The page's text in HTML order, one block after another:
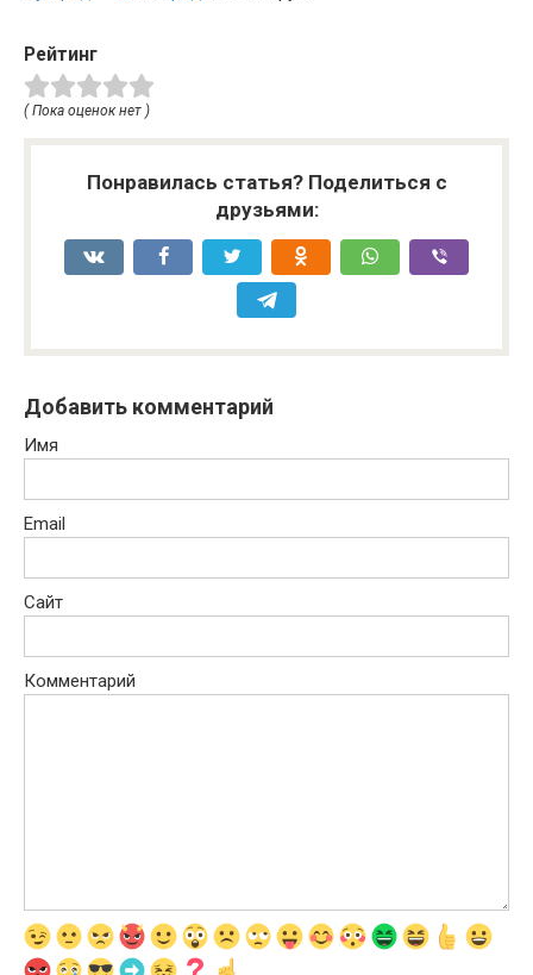
Рейтинг
( Пока оценок нет )
Понравилась статья? Поделиться с
друзьями:
Добавить комментарий
Имя
Email
Сайт
Комментарий